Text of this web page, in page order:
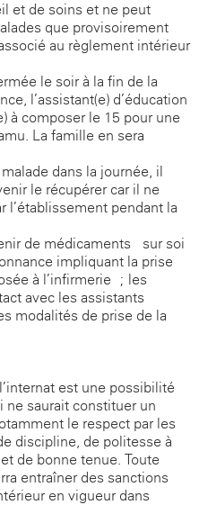
et de soins et ne peut
que provisoirement
au règlement intérieur
le soir à la fin de la
l’assistant(e) d’éducation
à composer le 15 pour une
La famille en sera
dans la journée, il
le récupérer car il ne
l’établissement pendant la
de médicaments sur soi
impliquant la prise
à l’infirmerie ; les
avec les assistants
modalités de prise de la
est une possibilité
ne saurait constituer un
le respect par les
discipline, de politesse à
de bonne tenue. Toute
entraîner des sanctions
en vigueur dans